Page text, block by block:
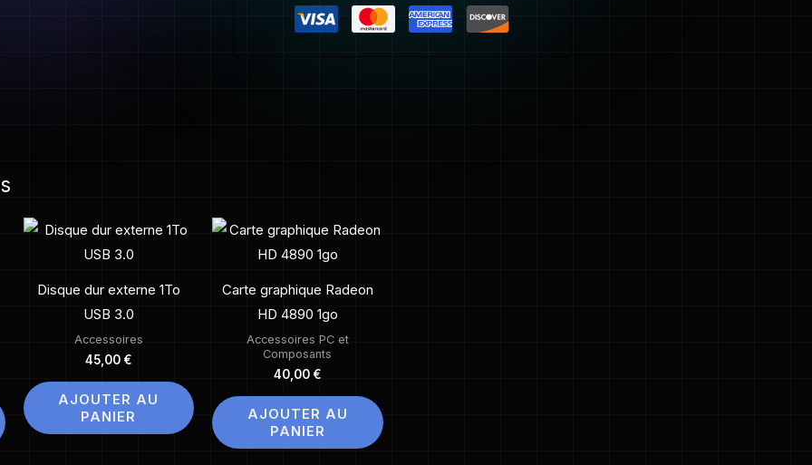
Disque dur externe 1To
USB 3.0
Accessoires
45,00 €
AJOUTER AU
PANIER
Carte graphique Radeon
HD 4890 1go
Accessoires PC et
Composants
40,00 €
AJOUTER AU
PANIER